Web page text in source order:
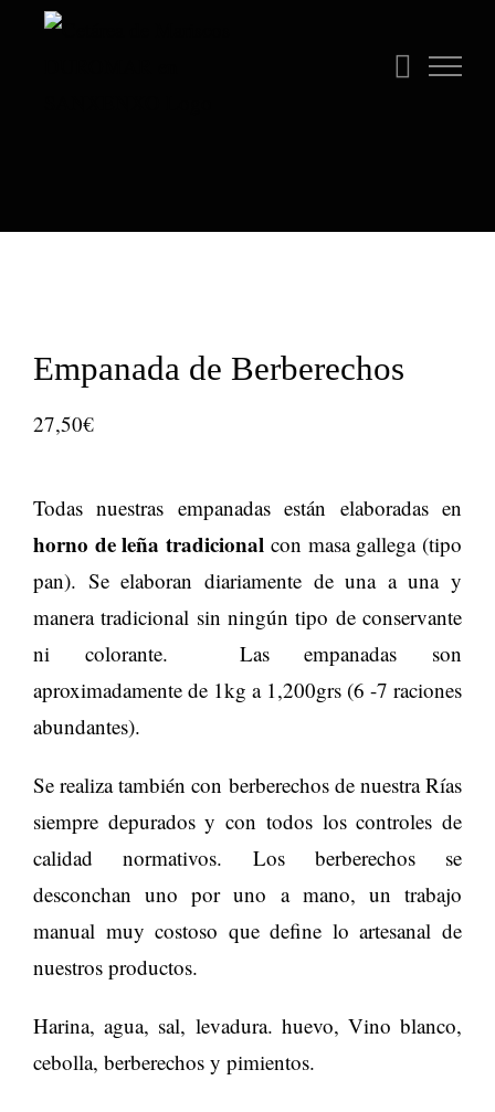
Saltar
Empanada de Berberechos
27,50€
Todas nuestras empanadas están elaboradas en
horno de leña tradicionalcon masa gallega (tipo
pan). Se elaboran diariamente de una a una y
manera tradicional sin ningún tipo de conservante
ni colorante. Las empanadas son
aproximadamente de 1kg a 1,200grs (6 -7 raciones
abundantes).
Se realiza también con berberechos de nuestra Rías
siempre depurados y con todos los controles de
calidad normativos. Los berberechos se
desconchan uno por uno a mano, un trabajo
manual muy costoso que define lo artesanal de
nuestros productos.
Harina, agua, sal, levadura. huevo, Vino blanco,
cebolla, berberechos y pimientos.